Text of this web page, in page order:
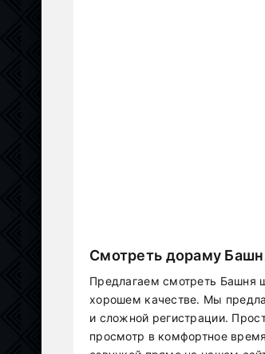
Смотреть дораму
Предлагаем смотреть Башня
хорошем качестве. Мы
и сложной регистрации.
просмотр в комфортное